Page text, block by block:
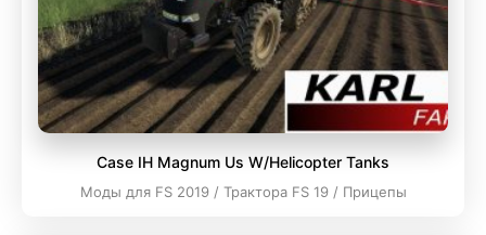
Case IH Magnum Us W/Helicopter Tanks
Моды для FS 2019 / Трактора FS 19 / Прицепы